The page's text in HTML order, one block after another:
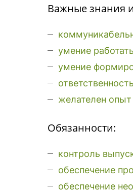
Важные знания
умение
умение
ответственность
желателен
Обязанности:
контроль
обеспечение
обеспечение